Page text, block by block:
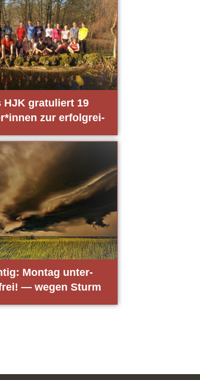
HJK gra­tu­liert 19
zur erfolg­rei­
zum Sport­
hel­fer
Mon­tag unter­
— wegen Sturm